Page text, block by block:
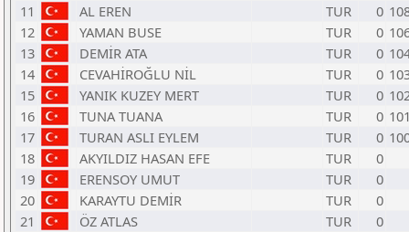
11
AL EREN TUR 0
12
YAMAN BUSE TUR 0
13
DEMİR ATA TUR 0
14
CEVAHİROĞLU NİL TUR 0
15
YANIK KUZEY MERT TUR 0
16
TUNA TUANA TUR 0
17
TURAN ASLI EYLEM TUR 0
18
AKYILDIZ HASAN EFE TUR
0
19
ERENSOY UMUT TUR
0
20
KARAYTU DEMİR TUR
0
21
ÖZ ATLAS TUR
0